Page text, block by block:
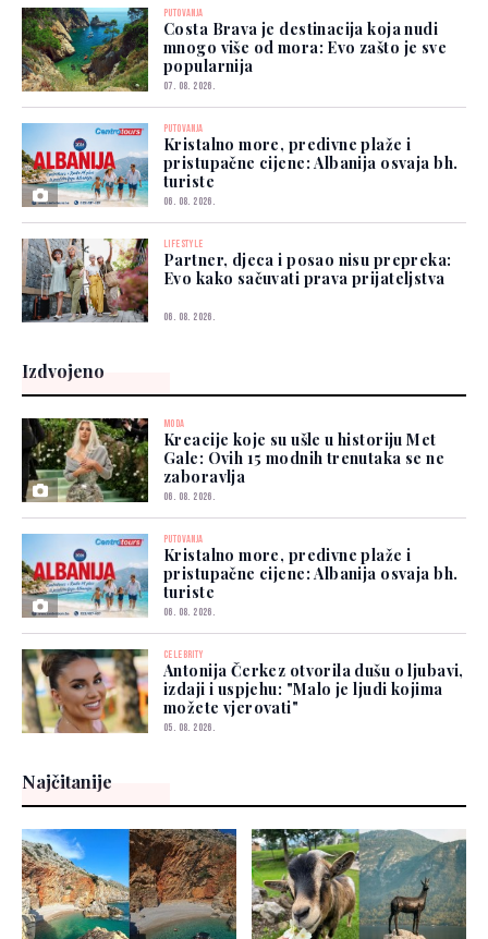
PUTOVANJA
Costa Brava je destinacija koja nudi
mnogo više od mora: Evo zašto je sve
popularnija
07. 08. 2026.
PUTOVANJA
Kristalno more, predivne plaže i
pristupačne cijene: Albanija osvaja bh.
turiste
06. 08. 2026.
LIFESTYLE
Partner, djeca i posao nisu prepreka:
Evo kako sačuvati prava prijateljstva
06. 08. 2026.
Izdvojeno
MODA
Kreacije koje su ušle u historiju Met
Gale: Ovih 15 modnih trenutaka se ne
zaboravlja
06. 08. 2026.
PUTOVANJA
Kristalno more, predivne plaže i
pristupačne cijene: Albanija osvaja bh.
turiste
06. 08. 2026.
CELEBRITY
Antonija Čerkez otvorila dušu o ljubavi,
izdaji i uspjehu: "Malo je ljudi kojima
možete vjerovati"
05. 08. 2026.
Najčitanije